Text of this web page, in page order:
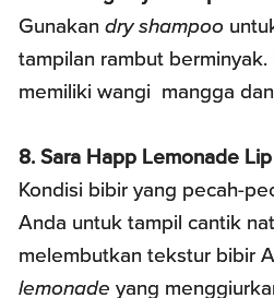
Gunakan dry shampoo
tampilan rambut berminyak.
memiliki wangi mangga
8. Sara Happ Lemonade
Kondisi bibir yang pecah-
Anda untuk tampil cantik
melembutkan tekstur bibir
lemonade yang